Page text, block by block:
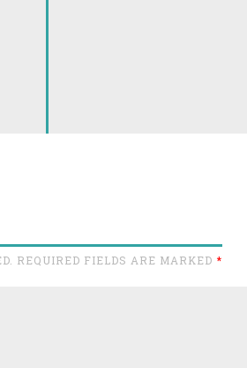
REQUIRED FIELDS ARE MARKED *